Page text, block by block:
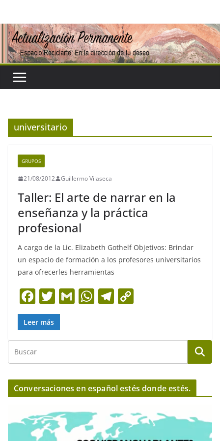
contenido
universitario
GRUPOS
21/08/2012 Guillermo Vilaseca
Taller: El arte de narrar en la
enseñanza y la práctica
profesional
A cargo de la Lic. Elizabeth Gothelf Objetivos: Brindar
un espacio de formación a los profesores universitarios
para ofrecerles herramientas
F
a
c
e
b
o
o
T
w
itt
er
G
l
W
s
A
p
p
T
gr
a
m
y
Li
n
k
Leer más
Conversaciones en español estés donde estés.
e